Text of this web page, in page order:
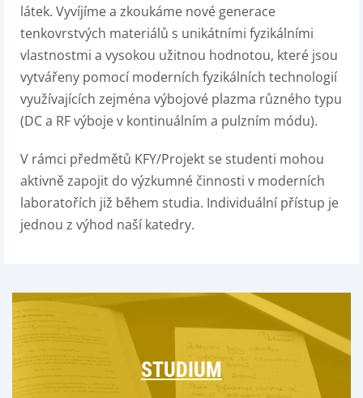
látek. Vyvíjíme a zkoukáme nové generace
tenkovrstvých materiálů s unikátními fyzikálními
vlastnostmi a vysokou užitnou hodnotou, které jsou
vytvářeny pomocí moderních fyzikálních technologií
využívajících zejména výbojové plazma různého typu
(DC a RF výboje v kontinuálním a pulzním módu).
V rámci předmětů KFY/Projekt se studenti mohou
aktivně zapojit do výzkumné činnosti v moderních
laboratořích již během studia. Individuální přístup je
jednou z výhod naší katedry.
STUDIUM